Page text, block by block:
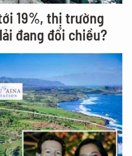
19%, thị trường
đang đổi chiều?